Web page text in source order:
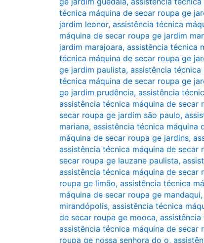
técnica máquina de secar roupa ge
jardim leonor, assistência técnica
máquina de secar roupa ge jardim
jardim marajoara, assistência técnica
técnica máquina de secar roupa ge
ge jardim paulista, assistência
técnica máquina de secar roupa ge
ge jardim prudência, assistência
assistência técnica máquina de secar
secar roupa ge jardim são paulo,
mariana, assistência técnica máquina
máquina de secar roupa ge jardins,
assistência técnica máquina de secar
secar roupa ge lauzane paulista,
assistência técnica máquina de secar
roupa ge limão, assistência técnica
máquina de secar roupa ge mandaqui,
mirandópolis, assistência técnica
de secar roupa ge mooca,
assistência técnica máquina de secar
roupa ge nossa senhora do o,